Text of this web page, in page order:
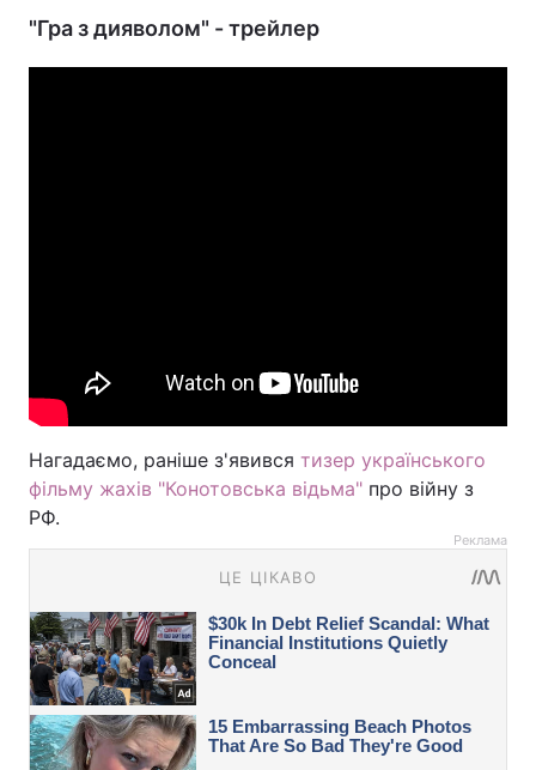
"Гра з дияволом" - трейлер
Нагадаємо, раніше з'явився тизер українського
фільму жахів "Конотовська відьма" про війну з
РФ.
Реклама